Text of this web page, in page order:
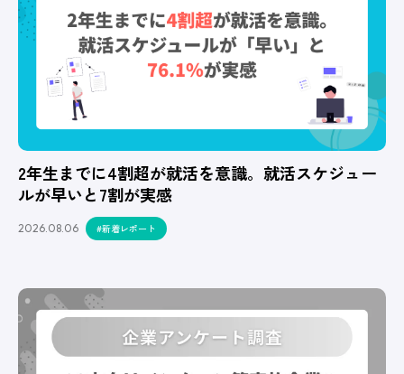
2年生までに4割超が就活を意識。就活スケジュー
ルが早いと7割が実感
2026.08.06 #新着レポート